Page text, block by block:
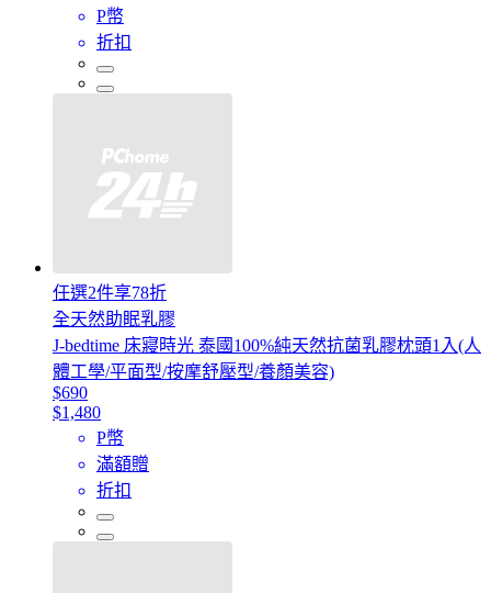
P幣
折扣
任選2件享78折
全天然助眠乳膠
J-bedtime 床寢時光 泰國100%純天然抗菌乳膠枕頭1入(人
體工學/平面型/按摩舒壓型/養顏美容)
$690
$1,480
P幣
滿額贈
折扣